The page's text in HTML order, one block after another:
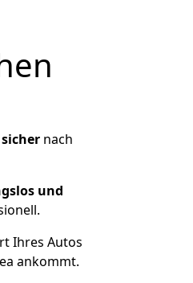
sichernach
und
Ihres Autos
ankommt.